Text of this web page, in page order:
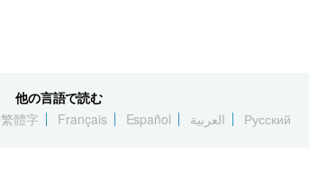
他の言語で読む
繁體字 Français Español العربية Русский